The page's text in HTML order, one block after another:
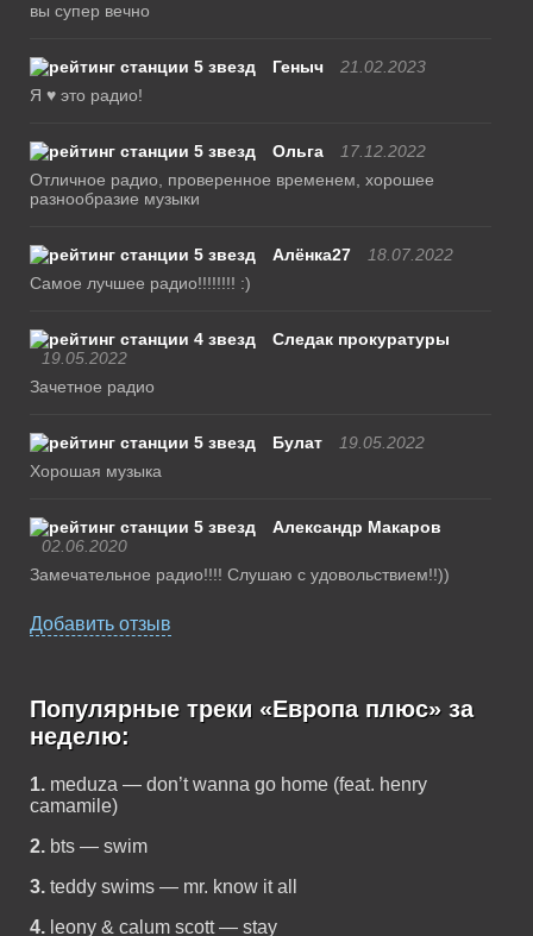
вы супер вечно
Геныч
21.02.2023
Я ♥ это радио!
Ольга
17.12.2022
Отличное радио, проверенное временем, хорошее
разнообразие музыки
Алёнка27
18.07.2022
Самое лучшее радио!!!!!!!! :)
Следак прокуратуры
19.05.2022
Зачетное радио
Булат
19.05.2022
Хорошая музыка
Александр Макаров
02.06.2020
Замечательное радио!!!! Слушаю с удовольствием!!))
Добавить отзыв
Популярные треки «Европа плюс» за
неделю:
1. meduza — don’t wanna go home (feat. henry
camamile)
2. bts — swim
3. teddy swims — mr. know it all
4. leony & calum scott — stay